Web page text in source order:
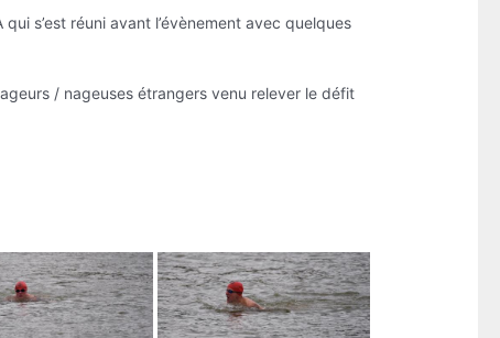
s’est réuni avant l’évènement avec quelques
/ nageuses étrangers venu relever le défit